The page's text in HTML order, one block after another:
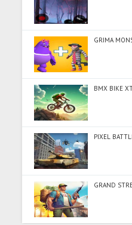
GRIMA
BMX BIKE
PIXEL
GRAND